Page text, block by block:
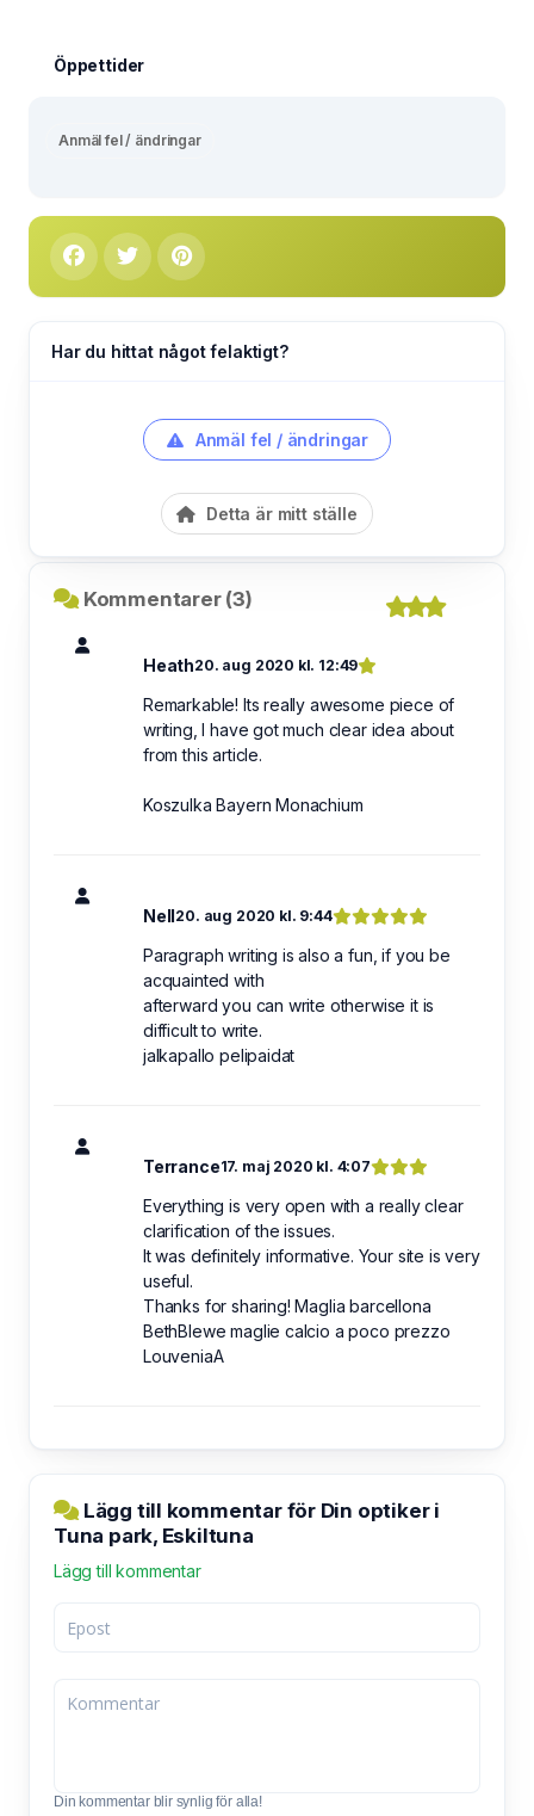
Öppettider
Anmäl fel / ändringar
Har du hittat något felaktigt?
Anmäl fel / ändringar
Detta är mitt ställe
Kommentarer (3)
Heath20. aug 2020 kl. 12:49
Remarkable! Its really awesome piece of
writing, I have got much clear idea about
from this article.
Koszulka Bayern Monachium
Nell20. aug 2020 kl. 9:44
Paragraph writing is also a fun, if you be
acquainted with
afterward you can write otherwise it is
difficult to write.
jalkapallo pelipaidat
Terrance17. maj 2020 kl. 4:07
Everything is very open with a really clear
clarification of the issues.
It was definitely informative. Your site is very
useful.
Thanks for sharing! Maglia barcellona
BethBlewe maglie calcio a poco prezzo
LouveniaA
Lägg till kommentar för Din optiker i
Tuna park, Eskiltuna
Lägg till kommentar
Din kommentar blir synlig för alla!